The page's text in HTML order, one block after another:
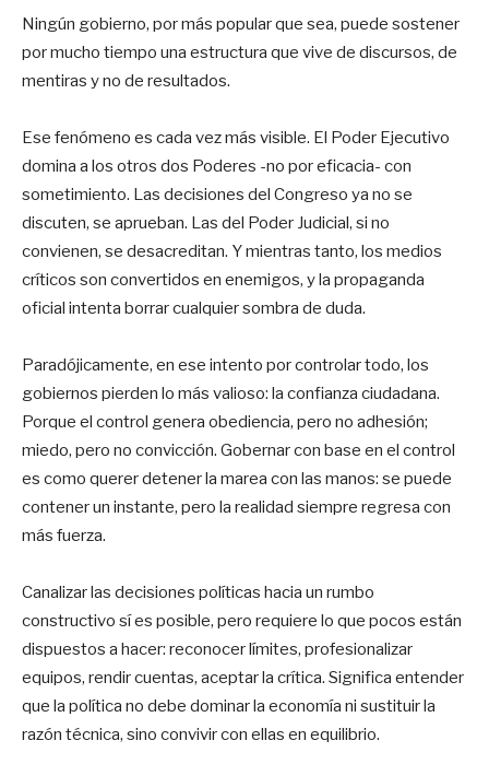
Ningún gobierno, por más popular que sea, puede sostener
por mucho tiempo una estructura que vive de discursos, de
mentiras y no de resultados.
Ese fenómeno es cada vez más visible. El Poder Ejecutivo
domina a los otros dos Poderes -no por eficacia- con
sometimiento. Las decisiones del Congreso ya no se
discuten, se aprueban. Las del Poder Judicial, si no
convienen, se desacreditan. Y mientras tanto, los medios
críticos son convertidos en enemigos, y la propaganda
oficial intenta borrar cualquier sombra de duda.
Paradójicamente, en ese intento por controlar todo, los
gobiernos pierden lo más valioso: la confianza ciudadana.
Porque el control genera obediencia, pero no adhesión;
miedo, pero no convicción. Gobernar con base en el control
es como querer detener la marea con las manos: se puede
contener un instante, pero la realidad siempre regresa con
más fuerza.
Canalizar las decisiones políticas hacia un rumbo
constructivo sí es posible, pero requiere lo que pocos están
dispuestos a hacer: reconocer límites, profesionalizar
equipos, rendir cuentas, aceptar la crítica. Significa entender
que la política no debe dominar la economía ni sustituir la
razón técnica, sino convivir con ellas en equilibrio.